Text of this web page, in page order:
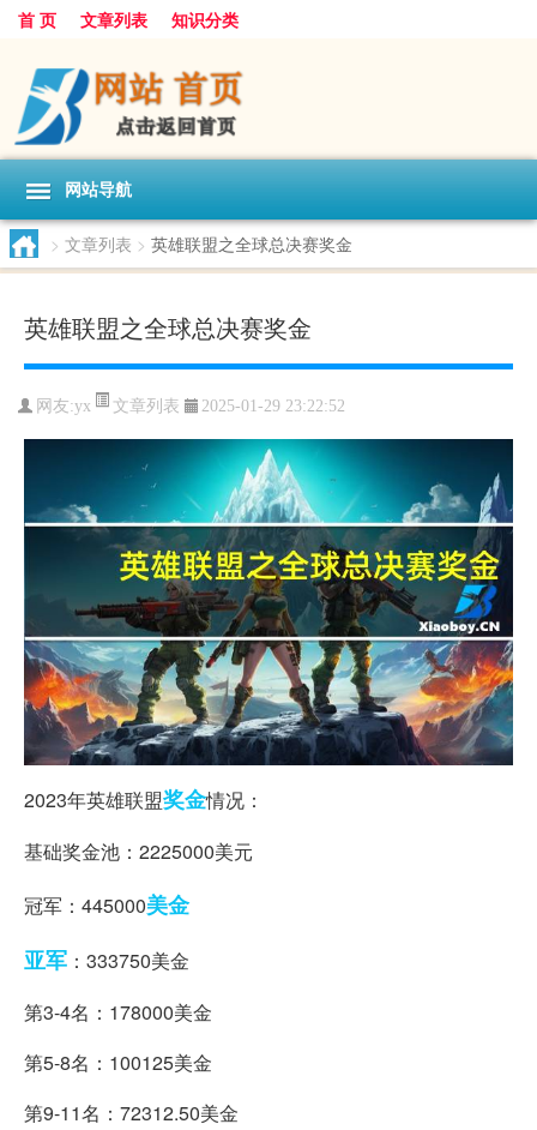
首 页 文章列表 知识分类
网站导航
> 文章列表 > 英雄联盟之全球总决赛奖金
英雄联盟之全球总决赛奖金
网友:yx 文章列表 2025-01-29 23:22:52
2023年英雄联盟奖金情况：
基础奖金池：2225000美元
冠军：445000美金
亚军 ：333750美金
第3-4名：178000美金
第5-8名：100125美金
第9-11名：72312.50美金